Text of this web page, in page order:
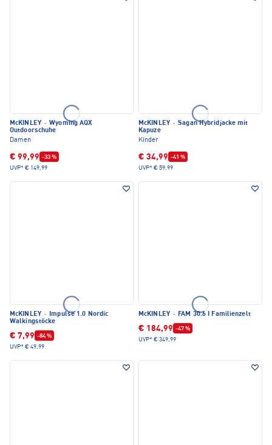
McKINLEY · Wyoming AQX
Outdoorschuhe
Damen
€ 99,99 -33 %
UVP* € 149,99
McKINLEY · Sagan Hybridjacke mit
Kapuze
Kinder
€ 34,99 -41 %
UVP* € 59,99
McKINLEY · Impulse 1.0 Nordic
Walkingstöcke
€ 7,99 -84 %
UVP* € 49,99
McKINLEY · FAM 30.6 I Familienzelt
€ 184,99 -47 %
UVP* € 349,99